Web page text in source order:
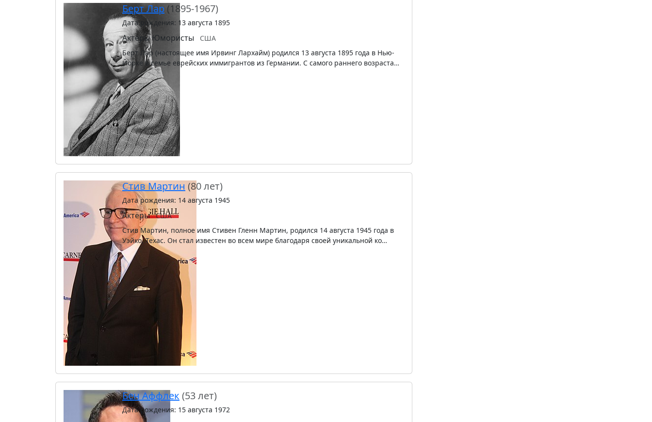
Берт Лар (1895-1967)
Дата рождения: 13 августа 1895
АктёрыЮмористы
США
Берт Лар (настоящее имя Ирвинг Лархайм) родился 13 августа 1895 года в Нью-
Йорке в семье еврейских иммигрантов из Германии. С самого раннего возраста…
Стив Мартин (80 лет)
Дата рождения: 14 августа 1945
Актёры
США
Стив Мартин, полное имя Стивен Гленн Мартин, родился 14 августа 1945 года в
Уэйко, Техас. Он стал известен во всем мире благодаря своей уникальной ко…
Бен Аффлек (53 лет)
Дата рождения: 15 августа 1972